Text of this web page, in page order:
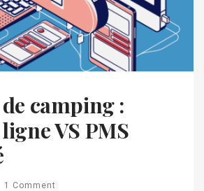
camping :
VS PMS
1 Comment